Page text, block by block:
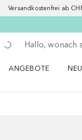
Versandkostenfrei ab
Gehe zurück
Suche ausführen
ANGEBOTE